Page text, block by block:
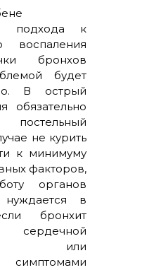
подхода к
воспаления
бронхов
будет
В острый
обязательно
постельный
не курить
к минимуму
факторов,
органов
в
бронхит
или